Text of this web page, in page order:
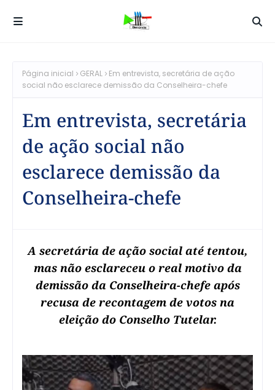
Página inicial GERAL
Em entrevista, secretária de ação
social não esclarece demissão da Conselheira-chefe
Em entrevista, secretária
de ação social não
esclarece demissão da
Conselheira-chefe
A secretária de ação social até tentou,
mas não esclareceu o real motivo da
demissão da Conselheira-chefe após
recusa de recontagem de votos na
eleição do Conselho Tutelar.